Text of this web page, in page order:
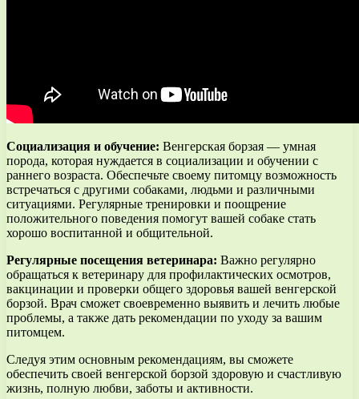
Социализация и обучение: Венгерская борзая — умная
порода, которая нуждается в социализации и обучении с
раннего возраста. Обеспечьте своему питомцу возможность
встречаться с другими собаками, людьми и различными
ситуациями. Регулярные тренировки и поощрение
положительного поведения помогут вашей собаке стать
хорошо воспитанной и общительной.
Регулярные посещения ветеринара: Важно регулярно
обращаться к ветеринару для профилактических осмотров,
вакцинации и проверки общего здоровья вашей венгерской
борзой. Врач сможет своевременно выявить и лечить любые
проблемы, а также дать рекомендации по уходу за вашим
питомцем.
Следуя этим основным рекомендациям, вы сможете
обеспечить своей венгерской борзой здоровую и счастливую
жизнь, полную любви, заботы и активности.